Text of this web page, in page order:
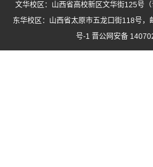
文华校区：山西省高校新区文华街125号
东华校区：山西省太原市五龙口街118号
号-1 晋公网安备